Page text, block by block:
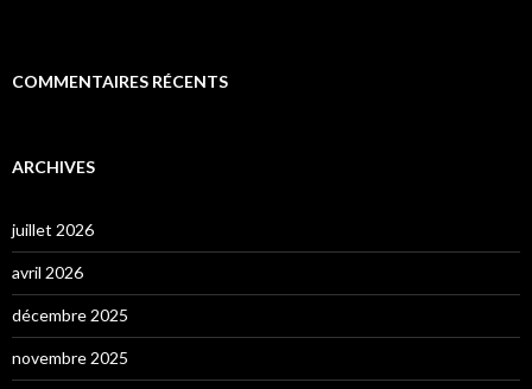
COMMENTAIRES RÉCENTS
ARCHIVES
juillet 2026
avril 2026
décembre 2025
novembre 2025